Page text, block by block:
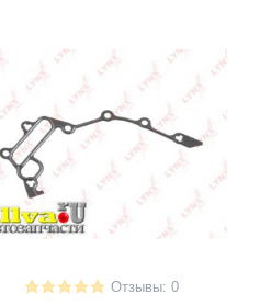
Отзывы: 0